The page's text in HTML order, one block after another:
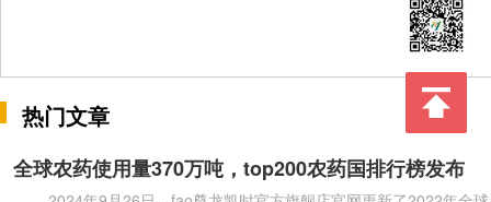
热门文章
全球农药使用量370万吨，top200农药国排行榜发布